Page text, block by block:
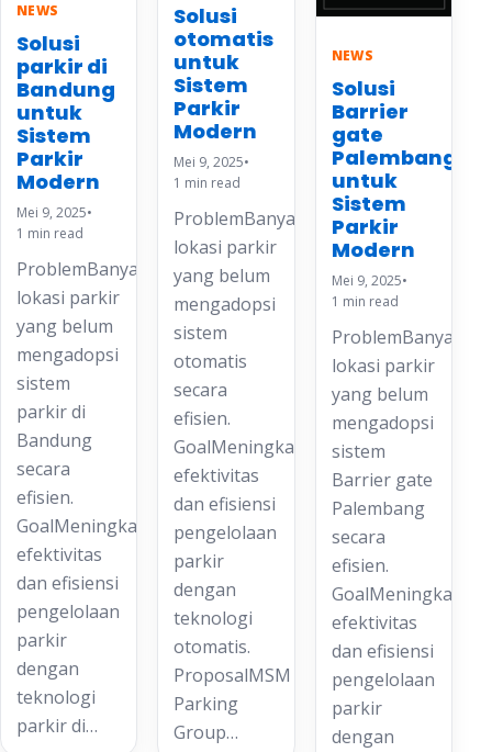
NEWS
Solusi
parkir di
Bandung
untuk
Sistem
Parkir
Modern
Mei 9, 2025•
1 min read
ProblemBanyak
lokasi parkir
yang belum
mengadopsi
sistem
parkir di
Bandung
secara
efisien.
GoalMeningkatkan
efektivitas
dan efisiensi
pengelolaan
parkir
dengan
teknologi
parkir di…
Solusi
otomatis
untuk
Sistem
Parkir
Modern
Mei 9, 2025•
1 min read
ProblemBanyak
lokasi parkir
yang belum
mengadopsi
sistem
otomatis
secara
efisien.
GoalMeningkatkan
efektivitas
dan efisiensi
pengelolaan
parkir
dengan
teknologi
otomatis.
ProposalMSM
Parking
Group…
NEWS
Solusi
Barrier
gate
Palembang
untuk
Sistem
Parkir
Modern
Mei 9, 2025•
1 min read
ProblemBanyak
lokasi parkir
yang belum
mengadopsi
sistem
Barrier gate
Palembang
secara
efisien.
GoalMeningkatkan
efektivitas
dan efisiensi
pengelolaan
parkir
dengan